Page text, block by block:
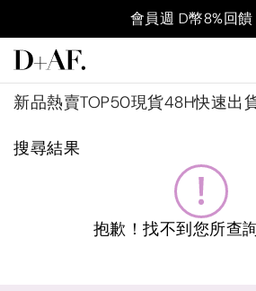
會員週 D幣8%回饋
新品熱賣TOP50現貨48H快速出
搜尋結果
抱歉！找不到您所查